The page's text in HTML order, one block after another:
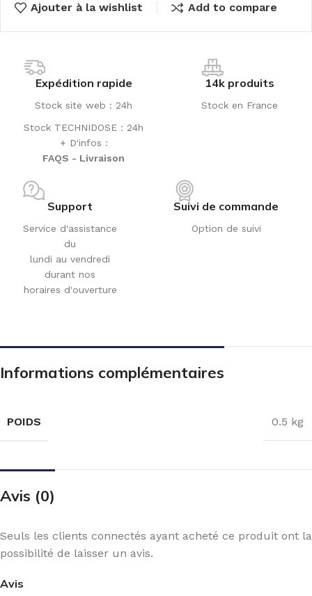
Ajouter à la wishlist Add to compare
Expédition rapide
Stock site web : 24h
Stock TECHNIDOSE : 24h
+ D'infos :
FAQS - Livraison
14k produits
Stock en France
Support
Service d'assistance
du
lundi au vendredi
durant nos
horaires d'ouverture
Suivi de commande
Option de suivi
Informations complémentaires
POIDS 0.5 kg
Avis (0)
Avis
Seuls les clients connectés ayant acheté ce produit ont la
possibilité de laisser un avis.